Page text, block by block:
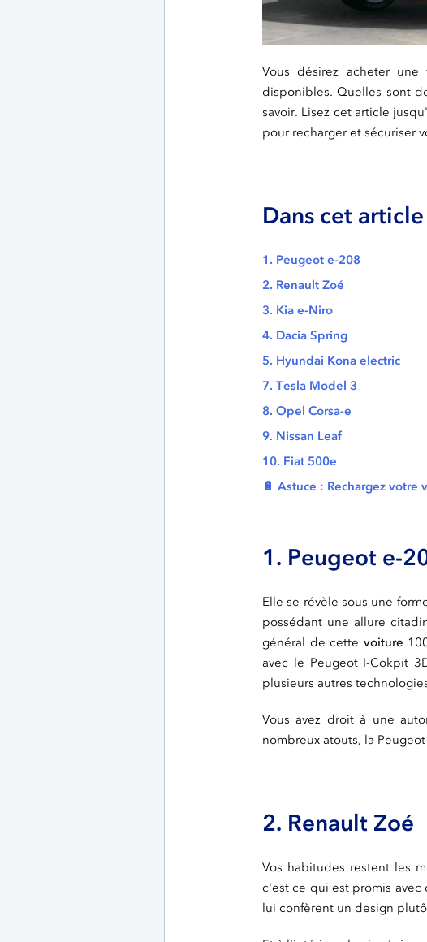
Vous désirez acheter une
disponibles. Quelles sont
savoir. Lisez cet article
pour recharger et sécuriser
Dans cet article
1. Peugeot e-208
2. Renault Zoé
3. Kia e-Niro
4. Dacia Spring
5. Hyundai Kona electric
7. Tesla Model 3
8. Opel Corsa-e
9. Nissan Leaf
10. Fiat 500e
🔋 Astuce : Rechargez
1. Peugeot e-
Elle se révèle sous une
possédant une allure
général de cette voiture
avec le Peugeot I-Cokpit
plusieurs autres
Vous avez droit à une
nombreux atouts, la
2. Renault Zoé
Vos habitudes restent les
c'est ce qui est promis
lui confèrent un design